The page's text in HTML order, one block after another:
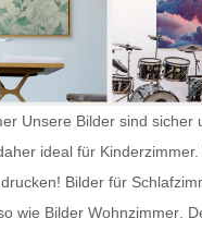
Unsere Bilder sind sicher
ideal für
Bilder für
wie Bilder Wohnzimmer .